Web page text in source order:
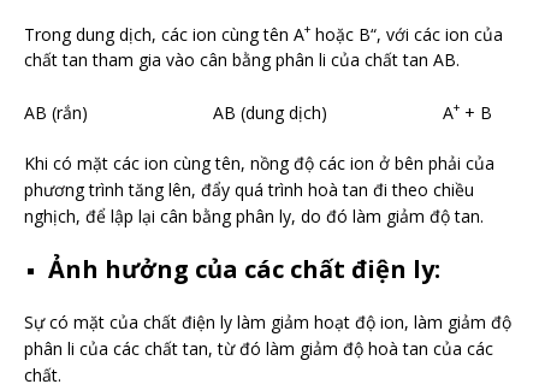
Trong dung dịch, các ion cùng tên A+ hoặc B“, với các ion của
chất tan tham gia vào cân bằng phân li của chất tan AB.
AB (rắn) AB (dung dịch) A+ + B
Khi có mặt các ion cùng tên, nồng độ các ion ở bên phải của
phương trình tăng lên, đẩy quá trình hoà tan đi theo chiều
nghịch, để lập lại cân bằng phân ly, do đó làm giảm độ tan.
Ảnh hưởng của các chất điện ly:
Sự có mặt của chất điện ly làm giảm hoạt độ ion, làm giảm độ
phân li của các chất tan, từ đó làm giảm độ hoà tan của các
chất.